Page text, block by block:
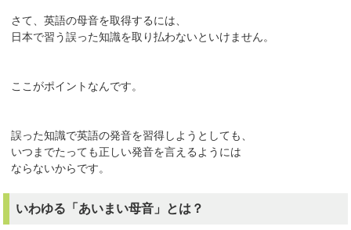
さて、英語の母音を取得するには、
日本で習う誤った知識を取り払わないといけません。
ここがポイントなんです。
誤った知識で英語の発音を習得しようとしても、
いつまでたっても正しい発音を言えるようには
ならないからです。
いわゆる「あいまい母音」とは？